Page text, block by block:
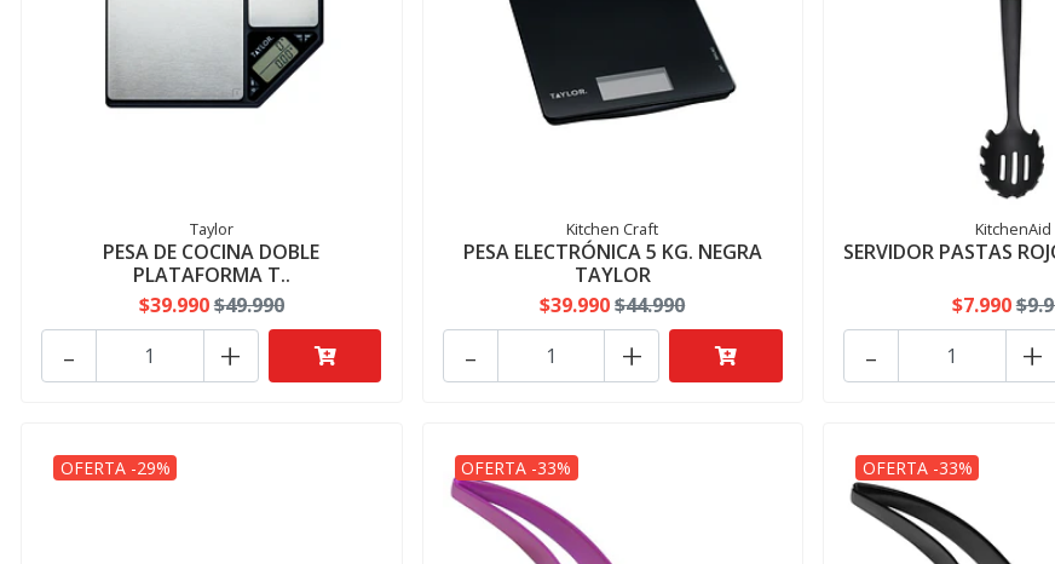
Taylor
PESA DE COCINA DOBLE
PLATAFORMA T..
$39.990$49.990
+
-
Kitchen Craft
PESA ELECTRÓNICA 5 KG. NEGRA
TAYLOR
$39.990$44.990
+
-
KitchenAid
SERVIDOR PASTAS
$7.990
+
-
OFERTA -29% OFERTA -33% OFERTA -33%